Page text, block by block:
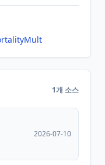
1개 소스
2026-07-10